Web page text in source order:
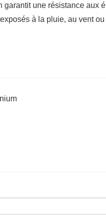
garantit une résistance aux
à la pluie, au vent